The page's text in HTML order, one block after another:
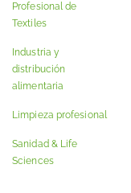
Profesional de
Textiles
Industria y
distribución
alimentaria
Limpieza profesional
Sanidad & Life
Sciences